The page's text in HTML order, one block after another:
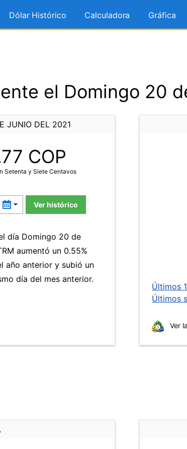
Dólar Histórico Calculadora Gráfica
el Domingo 20
JUNIO DEL 2021
COP
Setenta y Siete Centavos
Ver histórico
día Domingo 20 de
aumentó un 0.55%
año anterior y subió un
día del mes anterior.
Últimos
Últimos
Ver